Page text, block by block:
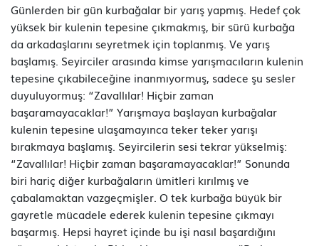
Günlerden bir gün kurbağalar bir yarış yapmış. Hedef çok
yüksek bir kulenin tepesine çıkmakmış, bir sürü kurbağa
da arkadaşlarını seyretmek için toplanmış. Ve yarış
başlamış. Seyirciler arasında kimse yarışmacıların kulenin
tepesine çıkabileceğine inanmıyormuş, sadece şu sesler
duyuluyormuş: “Zavallılar! Hiçbir zaman
başaramayacaklar!” Yarışmaya başlayan kurbağalar
kulenin tepesine ulaşamayınca teker teker yarışı
bırakmaya başlamış. Seyircilerin sesi tekrar yükselmiş:
“Zavallılar! Hiçbir zaman başaramayacaklar!” Sonunda
biri hariç diğer kurbağaların ümitleri kırılmış ve
çabalamaktan vazgeçmişler. O tek kurbağa büyük bir
gayretle mücadele ederek kulenin tepesine çıkmayı
başarmış. Hepsi hayret içinde bu işi nasıl başardığını